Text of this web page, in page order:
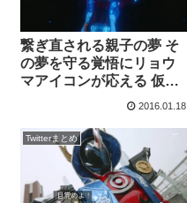
繋ぎ直される親子の夢 そ
の夢を守る覚悟にリョウ
マアイコンが応える 仮面
ライダーゴースト第14話
2016.01.18
Twitterまとめ